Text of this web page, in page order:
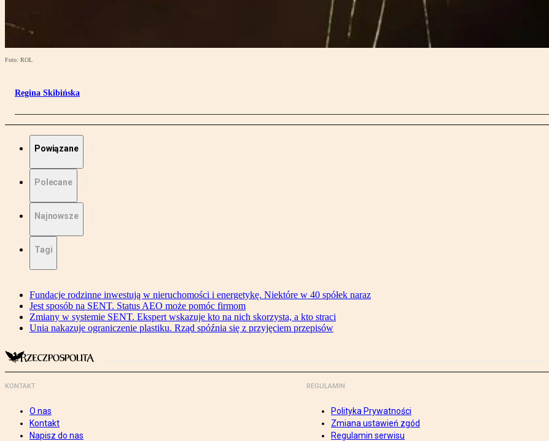
Foto: ROL
Regina Skibińska
Powiązane
Polecane
Najnowsze
Tagi
Fundacje rodzinne inwestują w nieruchomości i energetykę. Niektóre w 40 spółek naraz
Jest sposób na SENT. Status AEO może pomóc firmom
Zmiany w systemie SENT. Ekspert wskazuje kto na nich skorzysta, a kto straci
Unia nakazuje ograniczenie plastiku. Rząd spóźnia się z przyjęciem przepisów
KONTAKT
O nas
Kontakt
Napisz do nas
REGULAMIN
Polityka Prywatności
Zmiana ustawień zgód
Regulamin serwisu